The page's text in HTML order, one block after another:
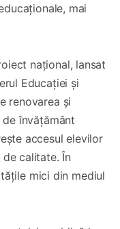
mai
național, lansat
Educației și
renovarea și
învățământ
accesul elevilor
calitate. În
mici din mediul